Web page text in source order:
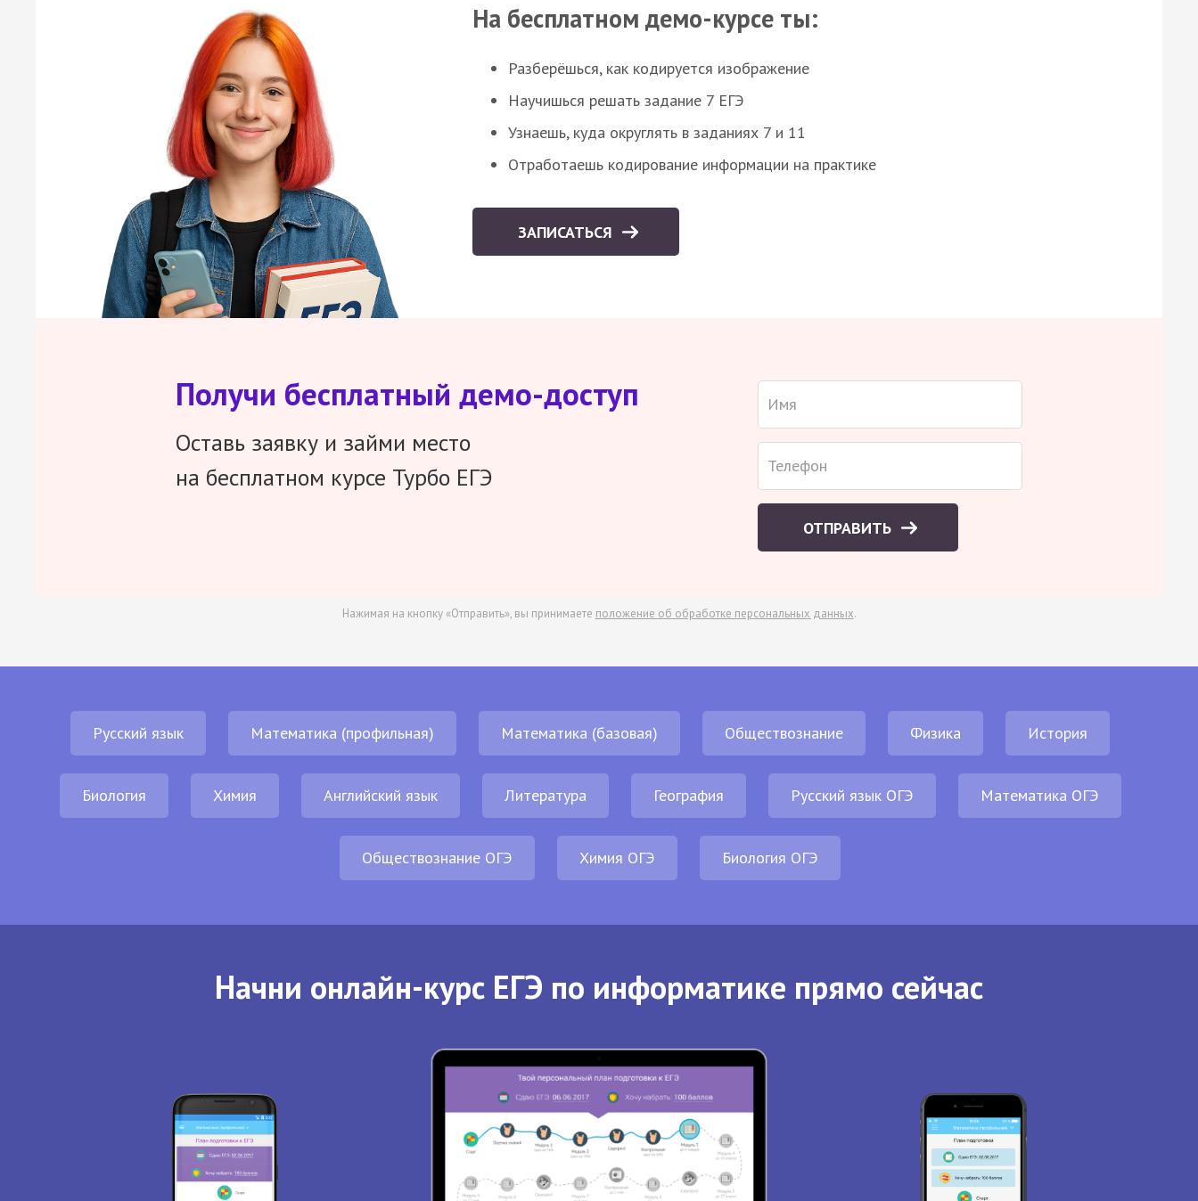
На бесплатном демо-курсе ты:
Разберёшься, как кодируется изображение
Научишься решать задание 7 ЕГЭ
Узнаешь, куда округлять в заданиях 7 и 11
Отработаешь кодирование информации на практике
ЗАПИСАТЬСЯ
Получи бесплатный демо-доступ
Оставь заявку и займи место
на бесплатном курсе Турбо ЕГЭ
ОТПРАВИТЬ
Нажимая на кнопку «Отправить», вы принимаете положение об обработке персональных данных.
Русский язык Математика (профильная) Математика (базовая) Обществознание Физика История
Биология Химия Английский язык Литература География Русский язык ОГЭ Математика ОГЭ
Обществознание ОГЭ Химия ОГЭ Биология ОГЭ
Начни онлайн-курс ЕГЭ по информатике прямо сейчас